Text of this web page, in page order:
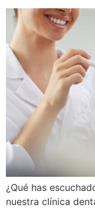
¿Qué has
nuestra clínica